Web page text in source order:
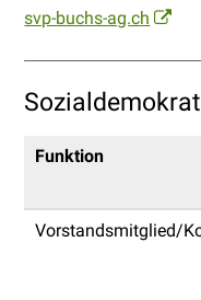
svp-buchs-ag.ch
Funktion
Vorstandsmitglied/